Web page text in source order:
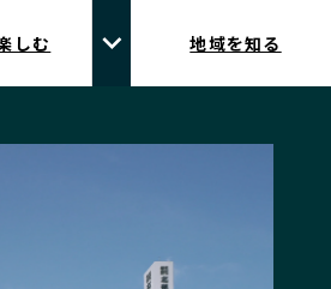
しむ 地域を知る